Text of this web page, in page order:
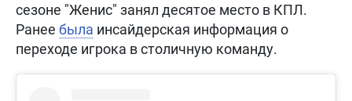
сезоне "Женис" занял десятое место в КПЛ.
Ранее была инсайдерская информация о
переходе игрока в столичную команду.